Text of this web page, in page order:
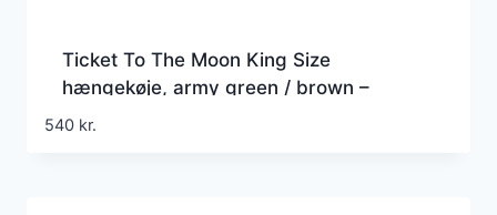
Ticket To The Moon King Size
hængekøje, army green / brown –
Hængekøje
540 kr.